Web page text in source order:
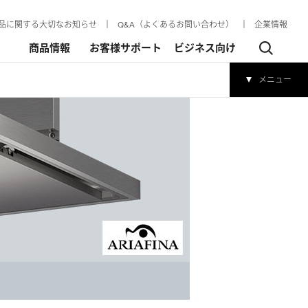
に関する大切なお知らせ Q&A（よくあるお問い合わせ） 企業情報
商品情報 お客様サポート ビジネス向け
メニュー